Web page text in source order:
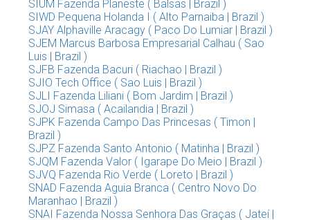
SIUM Fazenda Planeste ( Balsas | Brazil )
SIWD Pequena Holanda I ( Alto Parnaiba | Brazil )
SJAY Alphaville Aracagy ( Paco Do Lumiar | Brazil )
SJEM Marcus Barbosa Empresarial Calhau ( Sao
Luis | Brazil )
SJFB Fazenda Bacuri ( Riachao | Brazil )
SJIO Tech Office ( Sao Luis | Brazil )
SJLI Fazenda Liliani ( Bom Jardim | Brazil )
SJOJ Simasa ( Acailandia | Brazil )
SJPK Fazenda Campo Das Princesas ( Timon |
Brazil )
SJPZ Fazenda Santo Antonio ( Matinha | Brazil )
SJQM Fazenda Valor ( Igarape Do Meio | Brazil )
SJVQ Fazenda Rio Verde ( Loreto | Brazil )
SNAD Fazenda Aguia Branca ( Centro Novo Do
Maranhao | Brazil )
SNAI Fazenda Nossa Senhora Das Graças ( Jateí |